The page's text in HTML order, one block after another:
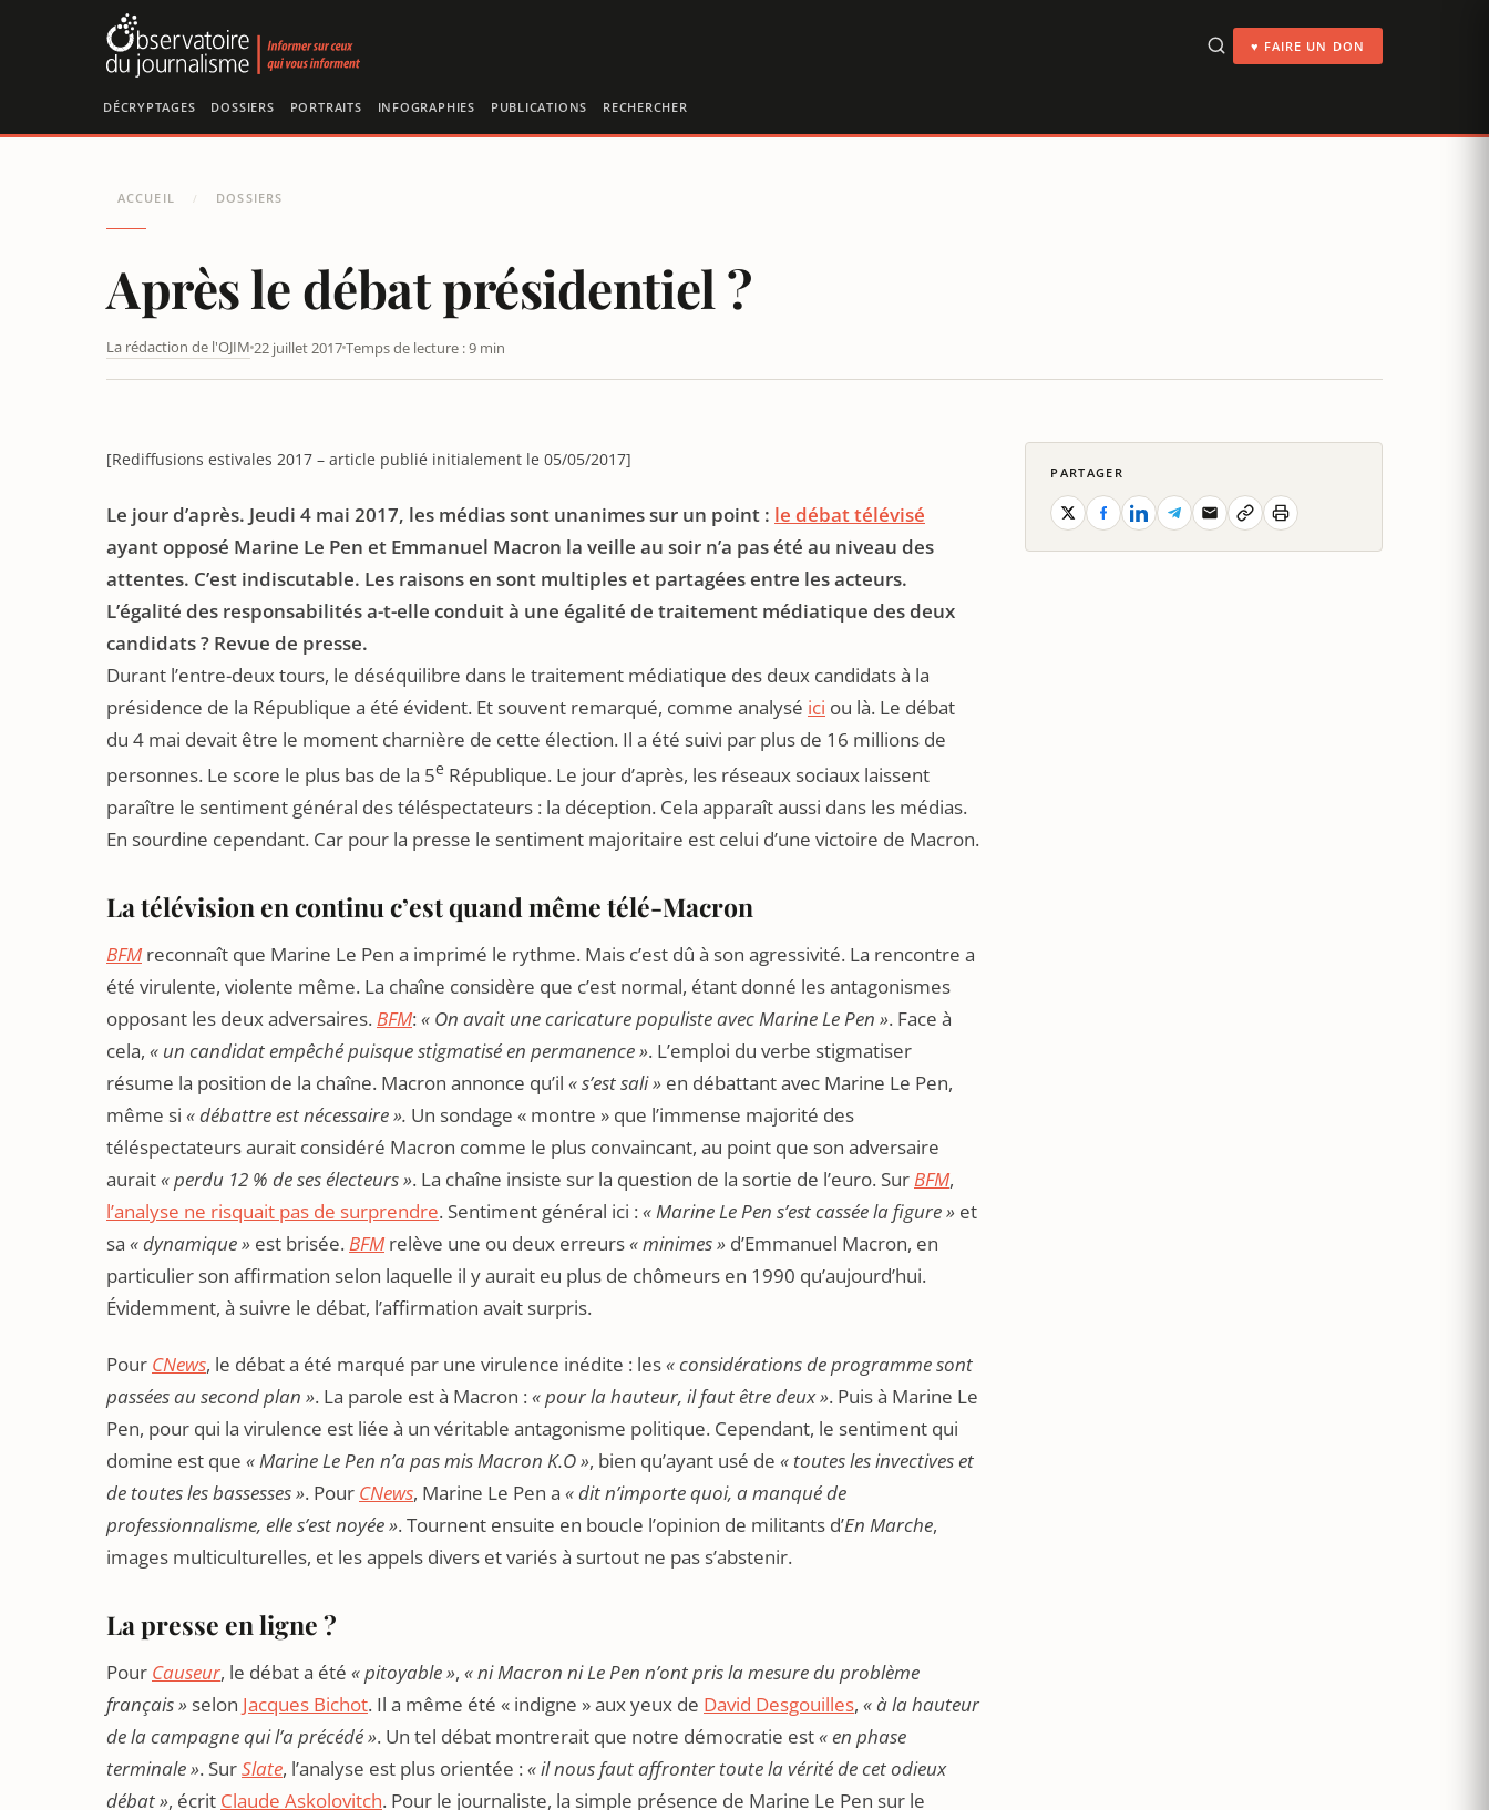
♥ FAIRE UN DON
DÉCRYPTAGES DOSSIERS PORTRAITS INFOGRAPHIES PUBLICATIONS RECHERCHER
ACCUEIL / DOSSIERS
Après le débat présidentiel ?
La rédaction de l'OJIM 22 juillet 2017Temps de lecture : 9 min
[DOSSIER] APRÈS LE DÉBAT PRÉSIDENTIEL ?
[Rediffusions estivales 2017 – article publié initialement le 05/05/2017]
Le jour d’après. Jeudi 4 mai 2017, les médias sont unanimes sur un point : le débat télévisé
ayant opposé Marine Le Pen et Emmanuel Macron la veille au soir n’a pas été au niveau des
attentes. C’est indiscutable. Les raisons en sont multiples et partagées entre les acteurs.
L’égalité des responsabilités a-t-elle conduit à une égalité de traitement médiatique des deux
candidats ? Revue de presse.
Durant l’entre-deux tours, le déséquilibre dans le traitement médiatique des deux candidats à la
présidence de la République a été évident. Et souvent remarqué, comme analysé ici ou là. Le débat
du 4 mai devait être le moment charnière de cette élection. Il a été suivi par plus de 16 millions de
personnes. Le score le plus bas de la 5e République. Le jour d’après, les réseaux sociaux laissent
paraître le sentiment général des téléspectateurs : la déception. Cela apparaît aussi dans les médias.
En sourdine cependant. Car pour la presse le sentiment majoritaire est celui d’une victoire de Macron.
La télévision en continu c’est quand même télé-Macron
BFMreconnaît que Marine Le Pen a imprimé le rythme. Mais c’est dû à son agressivité. La rencontre a
été virulente, violente même. La chaîne considère que c’est normal, étant donné les antagonismes
opposant les deux adversaires.BFM:« On avait une caricature populiste avec Marine Le Pen ». Face à
cela, « un candidat empêché puisque stigmatisé en permanence ». L’emploi du verbe stigmatiser
résume la position de la chaîne. Macron annonce qu’il « s’est sali » en débattant avec Marine Le Pen,
même si « débattre est nécessaire ». Un sondage « montre » que l’immense majorité des
téléspectateurs aurait considéré Macron comme le plus convaincant, au point que son adversaire
aurait« perdu 12 % de ses électeurs ». La chaîne insiste sur la question de la sortie de l’euro. SurBFM,
l’analyse ne risquait pas de surprendre. Sentiment général ici :« Marine Le Pen s’est cassée la figure » et
sa « dynamique » est brisée.BFMrelève une ou deux erreurs« minimes » d’Emmanuel Macron, en
particulier son affirmation selon laquelle il y aurait eu plus de chômeurs en 1990 qu’aujourd’hui.
Évidemment, à suivre le débat, l’affirmation avait surpris.
Pour CNews, le débat a été marqué par une virulence inédite : les« considérations de programme sont
passées au second plan ». La parole est à Macron :« pour la hauteur, il faut être deux ». Puis à Marine Le
Pen, pour qui la virulence est liée à un véritable antagonisme politique. Cependant, le sentiment qui
domine est que « Marine Le Pen n’a pas mis Macron K.O », bien qu’ayant usé de « toutes les invectives et
de toutes les bassesses ». Pour CNews, Marine Le Pen a « dit n’importe quoi, a manqué de
professionnalisme, elle s’est noyée ». Tournent ensuite en boucle l’opinion de militants d’En Marche,
images multiculturelles, et les appels divers et variés à surtout ne pas s’abstenir.
La presse en ligne ?
Pour Causeur, le débat a été « pitoyable », « ni Macron ni Le Pen n’ont pris la mesure du problème
français » selon Jacques Bichot. Il a même été « indigne » aux yeux de David Desgouilles, « à la hauteur
de la campagne qui l’a précédé ». Un tel débat montrerait que notre démocratie est« en phase
terminale ». SurSlate, l’analyse est plus orientée :« il nous faut affronter toute la vérité de cet odieux
débat », écrit Claude Askolovitch. Pour le journaliste, la simple présence de Marine Le Pen sur le
PARTAGER
Panneau de gestion des cookies